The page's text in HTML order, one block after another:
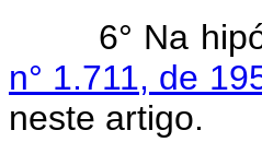
6° Na
n° 1.711, de
neste artigo.